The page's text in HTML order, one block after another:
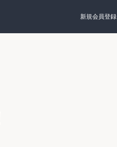
新規会員登録